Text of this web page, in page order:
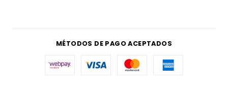
MÉTODOS DE PAGO ACEPTADOS